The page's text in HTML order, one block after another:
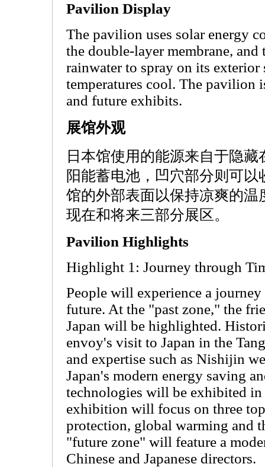
Pavilion Display
The pavilion uses solar energy
the double-layer membrane,
rainwater to spray on its exterior
temperatures cool. The pavilion
and future exhibits.
展馆外观
日本馆使用的能源来自于隐
阳能蓄电池，凹穴部分则可
馆的外部表面以保持凉爽的
现在和将来三部分展区。
Pavilion Highlights
Highlight 1: Journey through
People will experience a
future. At the "past zone," the
Japan will be highlighted.
envoy's visit to Japan in the
and expertise such as Nishijin
Japan's modern energy saving
technologies will be exhibited in
exhibition will focus on three
protection, global warming and
"future zone" will feature a
Chinese and Japanese directors.